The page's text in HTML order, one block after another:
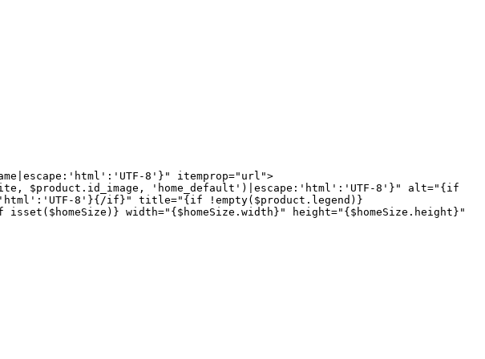
8'}" itemprop="url">
$product.id_image, 'home_default')|escape:'html':'UTF-8'}" alt="{if
8'}{/if}" title="{if !empty($product.legend)}
width="{$homeSize.width}" height="{$homeSize.height}"